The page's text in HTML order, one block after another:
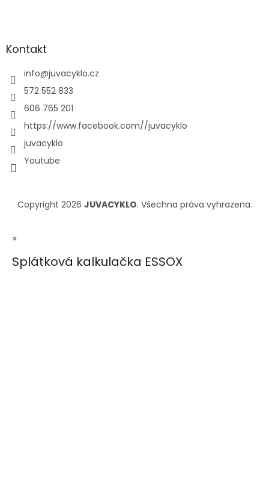
Kontakt
info@juvacyklo.cz
572 552 833
606 765 201
https://www.facebook.com//juvacyklo
juvacyklo
Youtube
Copyright 2026 JUVACYKLO. Všechna práva vyhrazena.
×
Splátková kalkulačka ESSOX